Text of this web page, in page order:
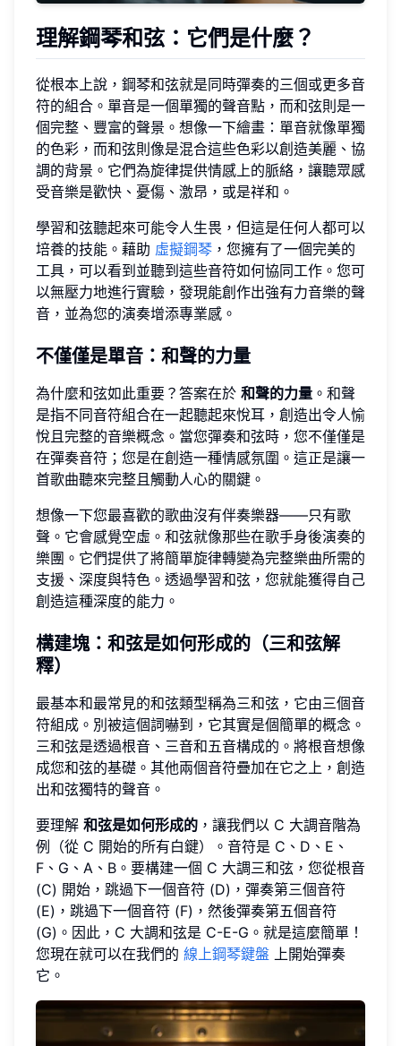
理解鋼琴和弦 ：它們是什麼？
從根本上說，鋼琴和弦就是同時彈奏的三個或更多音
符的組合。單音是一個單獨的聲音點，而和弦則是一
個完整、豐富的聲景。想像一下繪畫：單音就像單獨
的色彩，而和弦則像是混合這些色彩以創造美麗、協
調的背景。它們為旋律提供情感上的脈絡，讓聽眾感
受音樂是歡快、憂傷、激昂，或是祥和。
學習和弦聽起來可能令人生畏，但這是任何人都可以
培養的技能。藉助 虛擬鋼琴 ，您擁有了一個完美的
工具，可以看到並聽到這些音符如何協同工作。您可
以無壓力地進行實驗，發現能創作出強有力音樂的聲
音，並為您的演奏增添專業感。
不僅僅是單音：和聲的力量
為什麼和弦如此重要？答案在於 和聲的力量 。和聲
是指不同音符組合在一起聽起來悅耳，創造出令人愉
悅且完整的音樂概念。當您彈奏和弦時，您不僅僅是
在彈奏音符；您是在創造一種情感氛圍。這正是讓一
首歌曲聽來完整且觸動人心的關鍵。
想像一下您最喜歡的歌曲沒有伴奏樂器——只有歌
聲。它會感覺空虛。和弦就像那些在歌手身後演奏的
樂團。它們提供了將簡單旋律轉變為完整樂曲所需的
支援、深度與特色。透過學習和弦，您就能獲得自己
創造這種深度的能力。
構建塊：和弦是如何形成的（三和弦解
釋）
最基本和最常見的和弦類型稱為三和弦，它由三個音
符組成。別被這個詞嚇到，它其實是個簡單的概念。
三和弦是透過根音、三音和五音構成的。將根音想像
成您和弦的基礎。其他兩個音符疊加在它之上，創造
出和弦獨特的聲音。
要理解 和弦是如何形成的 ，讓我們以 C 大調音階為
例（從 C 開始的所有白鍵）。音符是 C、D、E、
F、G、A、B。要構建一個 C 大調三和弦，您從根音
(C) 開始，跳過下一個音符 (D)，彈奏第三個音符
(E)，跳過下一個音符 (F)，然後彈奏第五個音符
(G)。因此，C 大調和弦是 C-E-G。就是這麼簡單！
您現在就可以在我們的 線上鋼琴鍵盤 上開始彈奏
它。